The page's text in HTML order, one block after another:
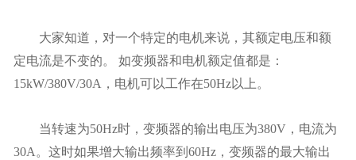
大家知道，对一个特定的电机来说，其额定电压和额
定电流是不变的。 如变频器和电机额定值都是：
15kW/380V/30A，电机可以工作在50Hz以上。
当转速为50Hz时，变频器的输出电压为380V，电流为
30A。这时如果增大输出频率到60Hz，变频器的最大输出